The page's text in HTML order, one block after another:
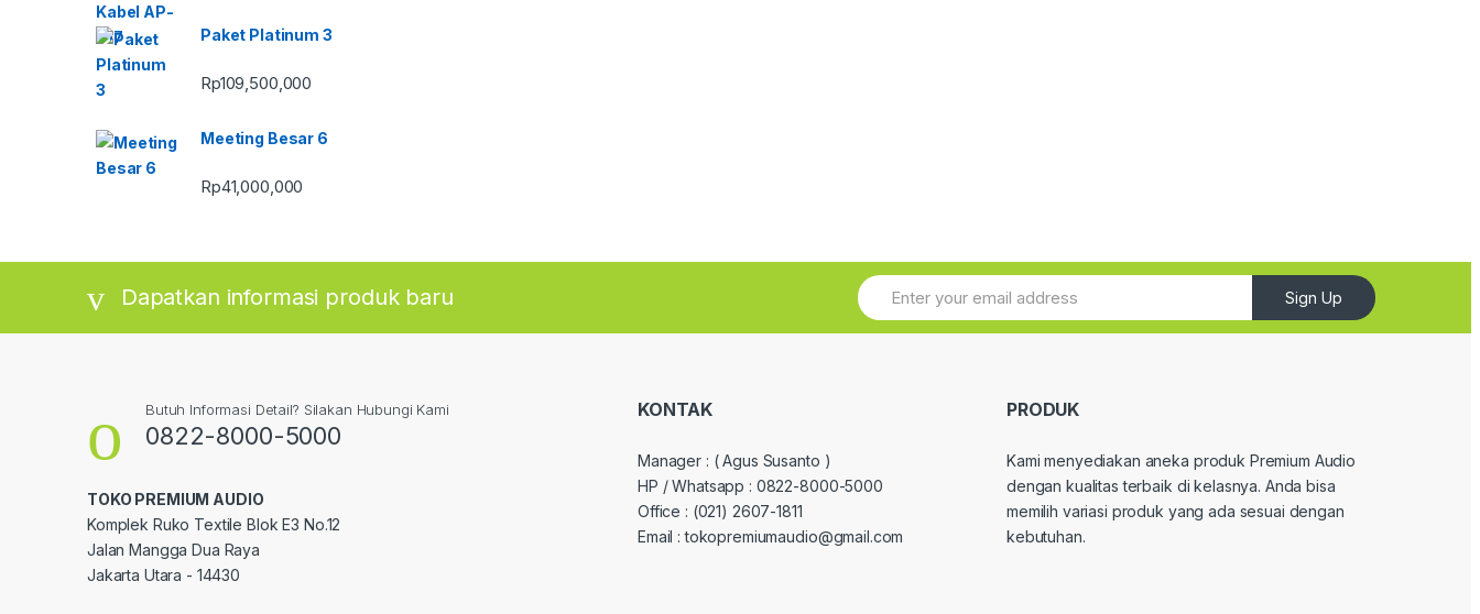
Paket Platinum 3
Rp109,500,000
Meeting Besar 6
Rp41,000,000
Dapatkan informasi produk baru Sign Up
Butuh Informasi Detail? Silakan Hubungi Kami
0822-8000-5000
TOKO PREMIUM AUDIO
Komplek Ruko Textile Blok E3 No.12
Jalan Mangga Dua Raya
Jakarta Utara - 14430
KONTAK
Manager : ( Agus Susanto )
HP / Whatsapp : 0822-8000-5000
Office : (021) 2607-1811
Email : tokopremiumaudio@gmail.com
PRODUK
Kami menyediakan aneka produk Premium Audio
dengan kualitas terbaik di kelasnya. Anda bisa
memilih variasi produk yang ada sesuai dengan
kebutuhan.